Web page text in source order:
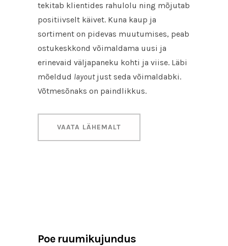
tekitab klientides rahulolu ning mõjutab
positiivselt käivet. Kuna kaup ja
sortiment on pidevas muutumises, peab
ostukeskkond võimaldama uusi ja
erinevaid väljapaneku kohti ja viise. Läbi
mõeldud layoutjust seda võimaldabki.
Võtmesõnaks on paindlikkus.
VAATA LÄHEMALT
Poe ruumikujundus